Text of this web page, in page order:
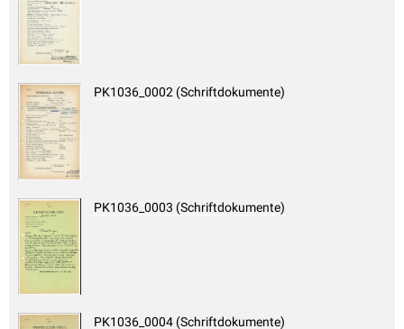
PK1036_0002 (Schriftdokumente)
PK1036_0003 (Schriftdokumente)
PK1036_0004 (Schriftdokumente)